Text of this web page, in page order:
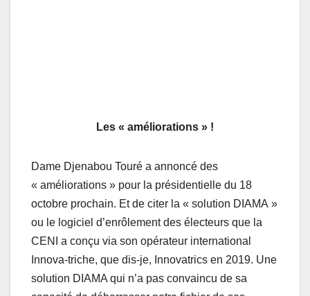
Les « améliorations » !
Dame Djenabou Touré a annoncé des
« améliorations » pour la présidentielle du 18
octobre prochain. Et de citer la « solution DIAMA »
ou le logiciel d’enrôlement des électeurs que la
CENI a conçu via son opérateur international
Innova-triche, que dis-je, Innovatrics en 2019. Une
solution DIAMA qui n’a pas convaincu de sa